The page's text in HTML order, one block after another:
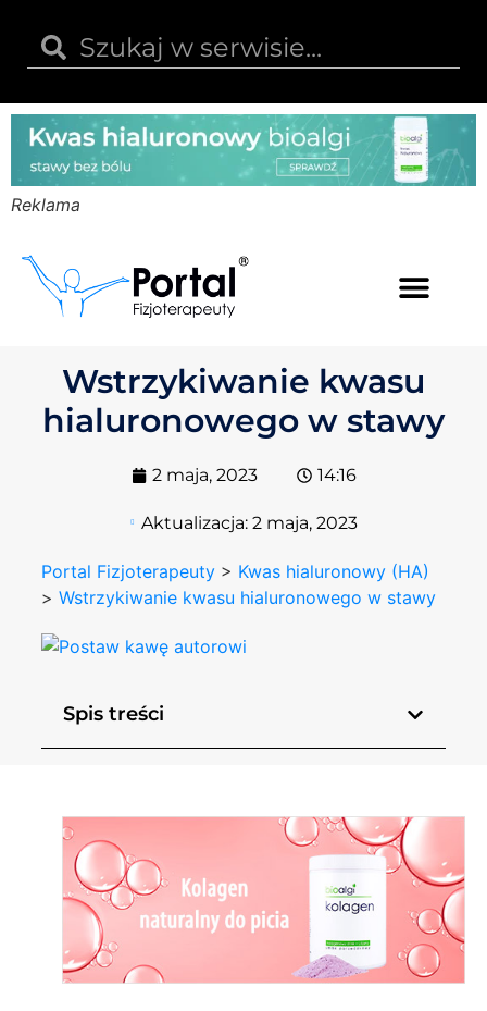
Reklama
Wstrzykiwanie kwasu
hialuronowego w stawy
2 maja, 2023 14:16
Aktualizacja: 2 maja, 2023
Portal Fizjoterapeuty > Kwas hialuronowy (HA)
>Wstrzykiwanie kwasu hialuronowego w stawy
Spis treści